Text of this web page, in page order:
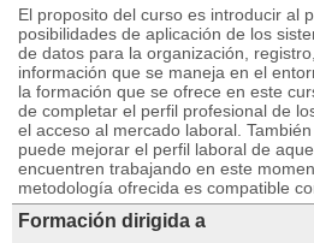
El proposito del curso es introducir al
posibilidades de aplicación de los
de datos para la organización,
información que se maneja en el
la formación que se ofrece en este
de completar el perfil profesional de
el acceso al mercado laboral.
puede mejorar el perfil laboral de
encuentren trabajando en este
metodología ofrecida es compatible
Formación dirigida a